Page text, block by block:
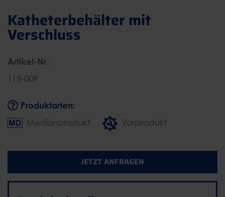
Katheterbehälter mit
Verschluss
Artikel-Nr.:
118-009
Produktarten:
Medizinprodukt Vorprodukt
JETZT ANFRAGEN